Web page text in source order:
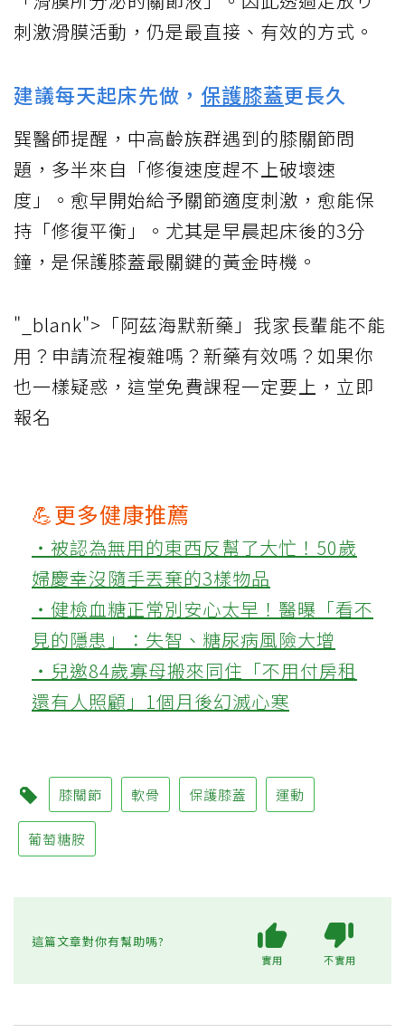
刺激滑膜活動，仍是最直接、有效的方式。
建議每天起床先做， 保護膝蓋更長久
巽醫師提醒，中高齡族群遇到的膝關節問
題，多半來自「修復速度趕不上破壞速
度」。愈早開始給予關節適度刺激，愈能保
持「修復平衡」。尤其是早晨起床後的3分
鐘，是保護膝蓋最關鍵的黃金時機。
"_blank">「阿茲海默新藥」我家長輩能不能
用？申請流程複雜嗎？新藥有效嗎？如果你
也一樣疑惑，這堂免費課程一定要上，立即
報名
💪更多健康推薦
‧被認為無用的東西反幫了大忙！50歲
婦慶幸沒隨手丟棄的3樣物品
‧健檢血糖正常別安心太早！醫曝「看不
見的隱患」：失智、糖尿病風險大增
‧兒邀84歲寡母搬來同住「不用付房租
還有人照顧」1個月後幻滅心寒
膝關節 軟骨 保護膝蓋 運動
葡萄糖胺
這篇文章對你有幫助嗎?
實用 不實用